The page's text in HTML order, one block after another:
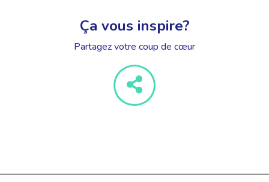
Ça vous inspire?
Partagez votre coup de cœur